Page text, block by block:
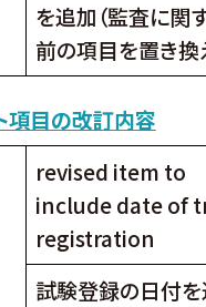
を追加（監査に関
前の項目を置き換
項目の改訂内容
revised item to
include date of
registration
試験登録の日付